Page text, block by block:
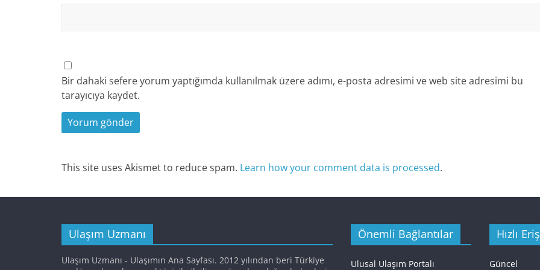
Bir dahaki sefere yorum yaptığımda kullanılmak üzere adımı, e-posta adresimi ve web site adresimi bu
tarayıcıya kaydet.
This site uses Akismet to reduce spam. Learn how your comment data is processed.
Ulaşım Uzmanı
Ulaşım Uzmanı - Ulaşımın Ana Sayfası. 2012 yılından beri Türkiye
Önemli Bağlantılar
Ulusal Ulaşım Portalı
Hızlı
Güncel